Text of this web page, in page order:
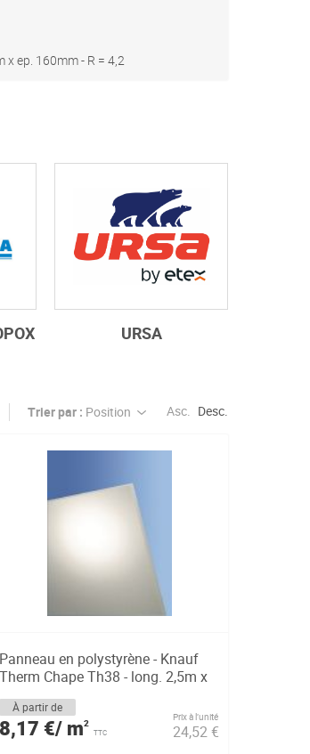
x ep. 160mm - R = 4,2
URSA
Trier par : Asc. Desc.
Panneau en polystyrène - Knauf
Therm Chape Th38 - long. 2,5m x
la...
À partir de
8,17 €/ m2
TTC
Prix à l’unité
24,52 €